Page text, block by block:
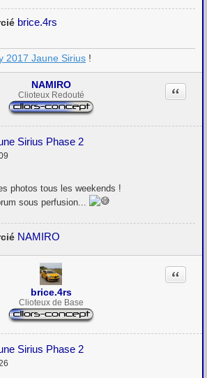
brice.4rs
2017 Jaune Sirius !
NAMIRO
Clioteux Redouté
Sirius Phase 2
Citation
photos tous les weekends !
sous perfusion...
NAMIRO
brice.4rs
Clioteux de Base
Sirius Phase 2
Citation